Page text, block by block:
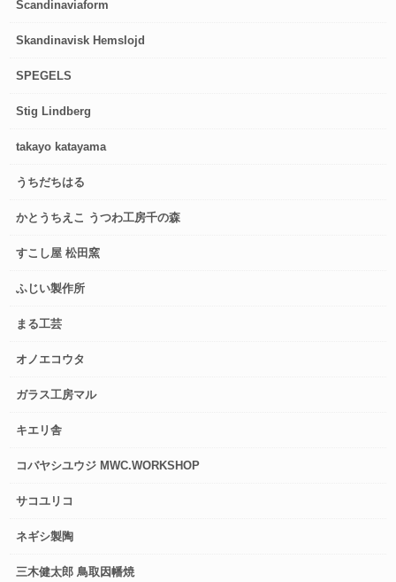
Scandinaviaform
Skandinavisk Hemslojd
SPEGELS
Stig Lindberg
takayo katayama
うちだちはる
かとうちえこ うつわ工房千の森
すこし屋 松田窯
ふじい製作所
まる工芸
オノエコウタ
ガラス工房マル
キエリ舎
コバヤシユウジ MWC.WORKSHOP
サコユリコ
ネギシ製陶
三木健太郎 鳥取因幡焼